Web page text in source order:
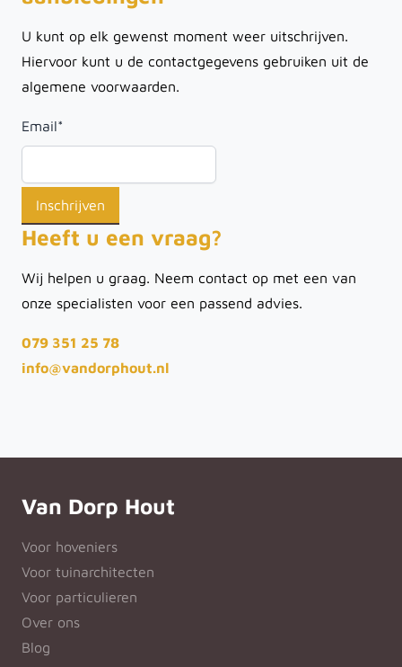
U kunt op elk gewenst moment weer uitschrijven.
Hiervoor kunt u de contactgegevens gebruiken uit de
algemene voorwaarden.
Email*
Heeft u een vraag?
Wij helpen u graag. Neem contact op met een van
onze specialisten voor een passend advies.
079 351 25 78
info@vandorphout.nl
Van Dorp Hout
Voor hoveniers
Voor tuinarchitecten
Voor particulieren
Over ons
Blog